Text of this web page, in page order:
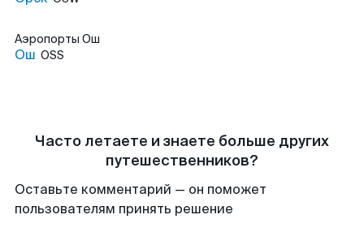
Аэропорты Ош
Ош OSS
Часто летаете и знаете больше других
путешественников?
Оставьте комментарий — он поможет
пользователям принять решение